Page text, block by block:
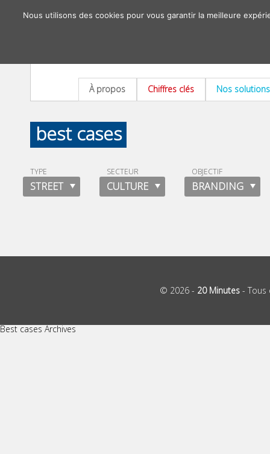
À propos Chiffres clés Nos solutions
best cases
TYPE
STREET
SECTEUR
CULTURE
OBJECTIF
BRANDING
© 2026 - 20 Minutes -
Nous utilisons des cookies pour vous garantir la meilleure
Best cases Archives